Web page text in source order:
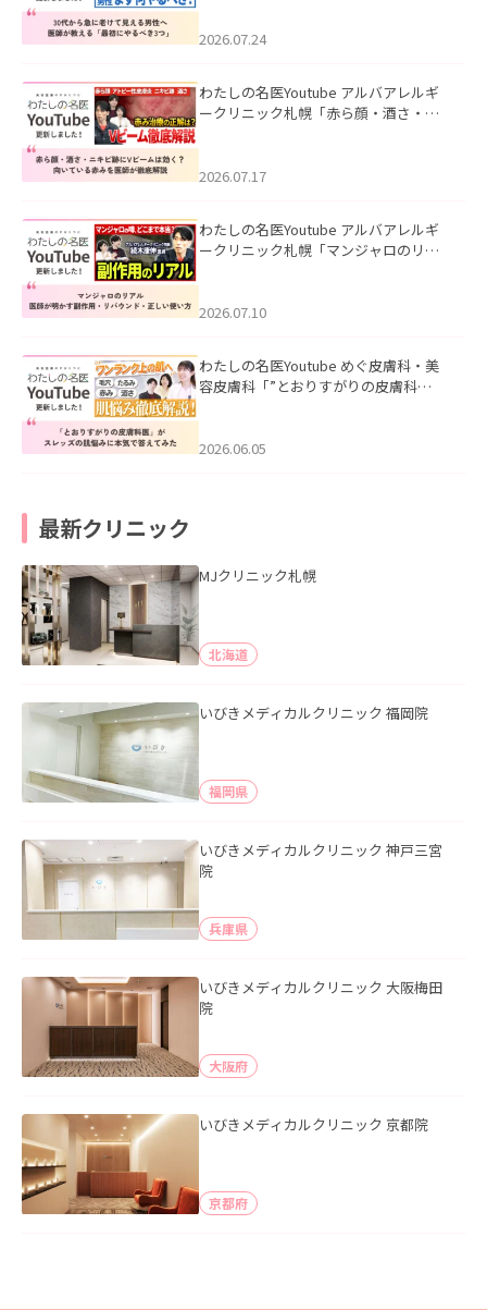
た。
2026.07.24
わたしの名医Youtube アルバアレルギ
ークリニック札幌「赤ら顔・酒さ・ニ
した。
2026.07.17
わたしの名医Youtube アルバアレルギ
ークリニック札幌「マンジャロのリア
た。
2026.07.10
わたしの名医Youtube めぐ皮膚科・美
容皮膚科「”とおりすがりの皮膚科
2026.06.05
最新クリニック
MJクリニック札幌
北海道
いびきメディカルクリニック 福岡院
福岡県
いびきメディカルクリニック 神戸三宮
院
兵庫県
いびきメディカルクリニック 大阪梅田
院
大阪府
いびきメディカルクリニック 京都院
京都府